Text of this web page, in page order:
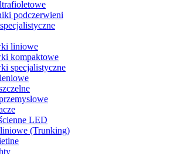
podczerwieni
liniowe
kompaktowe
specjalistyczne
LED
(Trunking)